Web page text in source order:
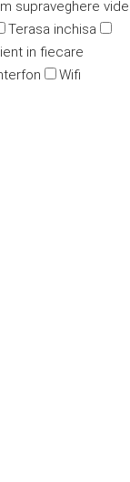
supraveghere
Terasa inchisa
in fiecare
Wifi